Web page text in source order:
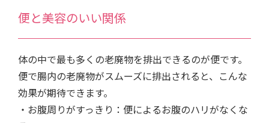
便と美容のいい関係
体の中で最も多くの老廃物を排出できるのが便です。
便で腸内の老廃物がスムーズに排出されると、こんな
効果が期待できます。
・お腹周りがすっきり：便によるお腹のハリがなくな